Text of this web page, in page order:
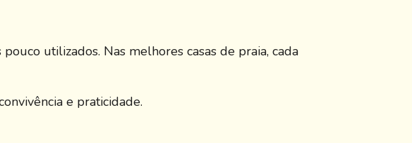
utilizados. Nas melhores casas de praia, cada
e praticidade.